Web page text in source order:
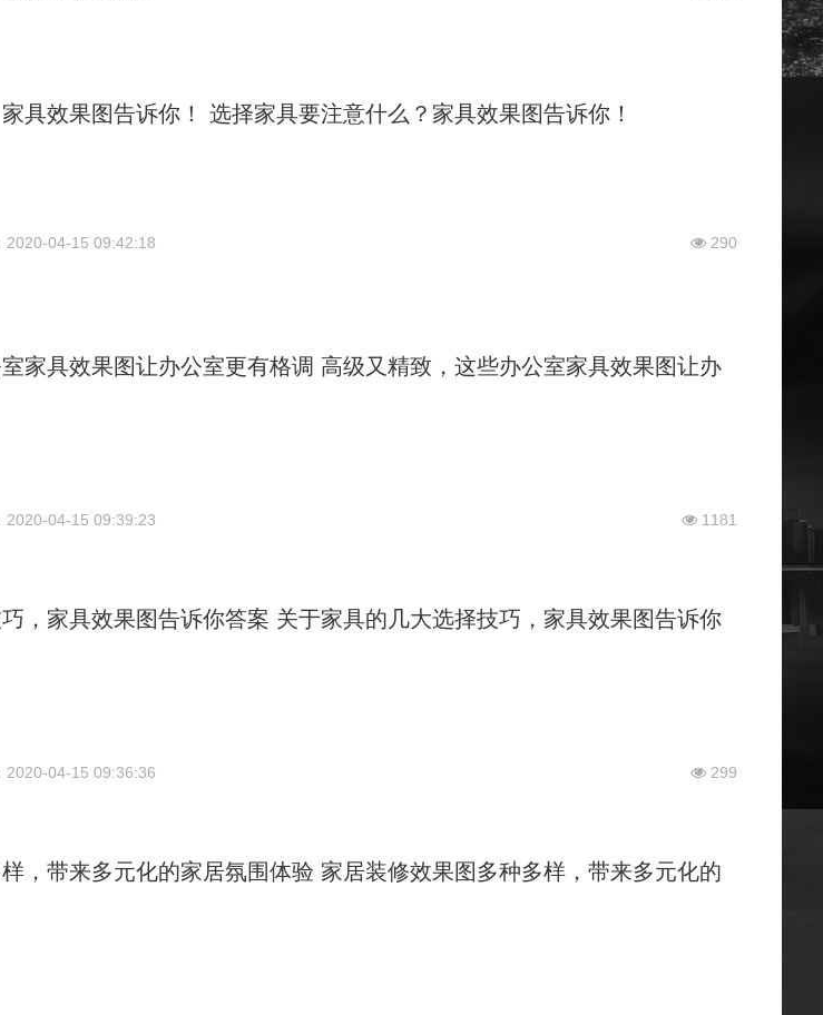
具效果图告诉你！ 选择家具要注意什么？家具效果图告诉你！
2020-04-15 09:42:18 290
家具效果图让办公室更有格调 高级又精致，这些办公室家具效果图让办
2020-04-15 09:39:23 1181
，家具效果图告诉你答案 关于家具的几大选择技巧，家具效果图告诉你
2020-04-15 09:36:36 299
，带来多元化的家居氛围体验 家居装修效果图多种多样，带来多元化的